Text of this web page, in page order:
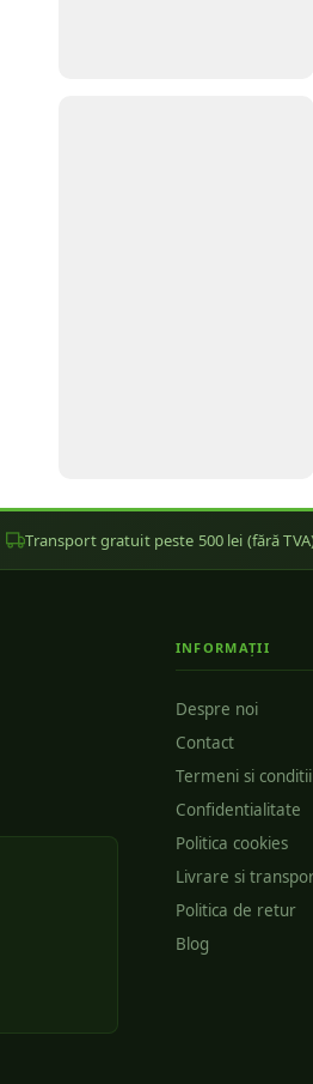
Transport gratuit peste 500 lei (fără
INFORMAȚII
Despre noi
Contact
Termeni si conditii
Confidentialitate
Politica cookies
Livrare si
Politica de retur
Blog